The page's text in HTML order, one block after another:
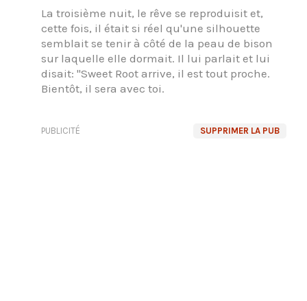
La troisième nuit, le rêve se reproduisit et,
cette fois, il était si réel qu'une silhouette
semblait se tenir à côté de la peau de bison
sur laquelle elle dormait. Il lui parlait et lui
disait: "Sweet Root arrive, il est tout proche.
Bientôt, il sera avec toi.
SUPPRIMER LA PUB
PUBLICITÉ